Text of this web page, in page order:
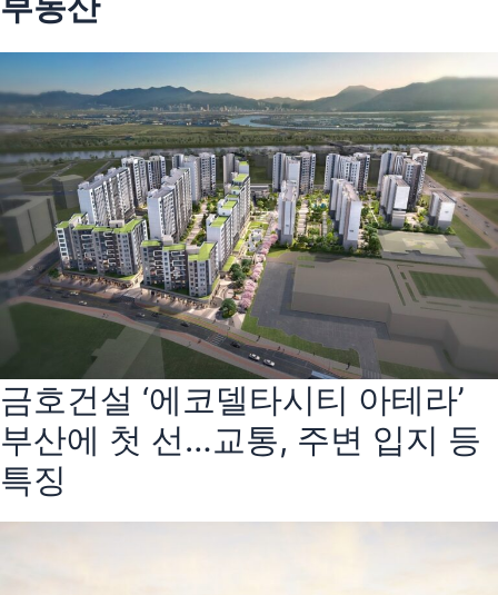
금호건설 ‘에코델타시티 아테라’
부산에 첫 선…교통, 주변 입지 등
특징